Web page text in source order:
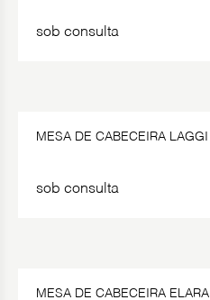
sob consulta
MESA DE CABECEIRA LAGGI
sob consulta
MESA DE CABECEIRA ELARA